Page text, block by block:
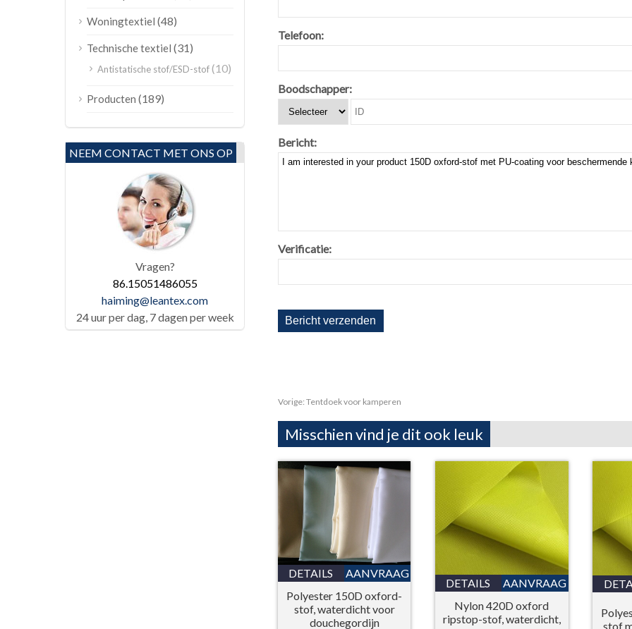
Telefoon:
Boodschapper:
Bericht:
Verificatie:
Vorige: Tentdoek voor kamperen
Misschien vind je dit ook leuk
DETAILS
AANVRAAG
Polyester 150D oxford-
stof, waterdicht voor
douchegordijn
DETAILS
AANVRAAG
Nylon 420D oxford
ripstop-stof, waterdicht,
stof
Woningtextiel (48)
Technische textiel (31)
Antistatische stof/ESD-stof(10)
Producten (189)
NEEM CONTACT MET ONS OP
Vragen?
86.15051486055
haiming@leantex.com
24 uur per dag, 7 dagen per week